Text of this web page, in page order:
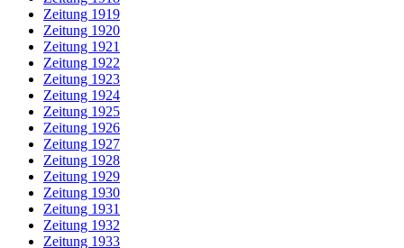
Zeitung 1919
Zeitung 1920
Zeitung 1921
Zeitung 1922
Zeitung 1923
Zeitung 1924
Zeitung 1925
Zeitung 1926
Zeitung 1927
Zeitung 1928
Zeitung 1929
Zeitung 1930
Zeitung 1931
Zeitung 1932
Zeitung 1933